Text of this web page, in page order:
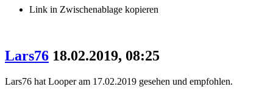
Link in Zwischenablage kopieren
Lars76 18.02.2019, 08:25
Lars76 hat Looper am 17.02.2019 gesehen und empfohlen.